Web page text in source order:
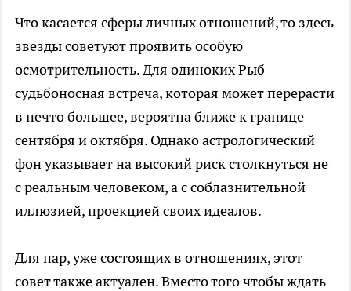
Что касается сферы личных отношений, то здесь
звезды советуют проявить особую
осмотрительность. Для одиноких Рыб
судьбоносная встреча, которая может перерасти
в нечто большее, вероятна ближе к границе
сентября и октября. Однако астрологический
фон указывает на высокий риск столкнуться не
с реальным человеком, а с соблазнительной
иллюзией, проекцией своих идеалов.
Для пар, уже состоящих в отношениях, этот
совет также актуален. Вместо того чтобы ждать